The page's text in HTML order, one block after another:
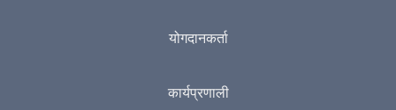
योगदानकर्ता
कार्यप्रणाली